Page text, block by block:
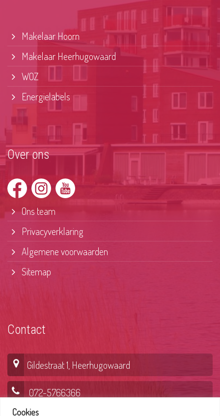
Cookies
Makelaar Hoorn
Makelaar Heerhugowaard
WOZ
Energielabels
Over ons
Ons team
Privacyverklaring
Algemene voorwaarden
Sitemap
Contact
Gildestraat 1, Heerhugowaard
072-5766366